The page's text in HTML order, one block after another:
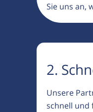
Sie uns an,
2.
Unsere
schnell und